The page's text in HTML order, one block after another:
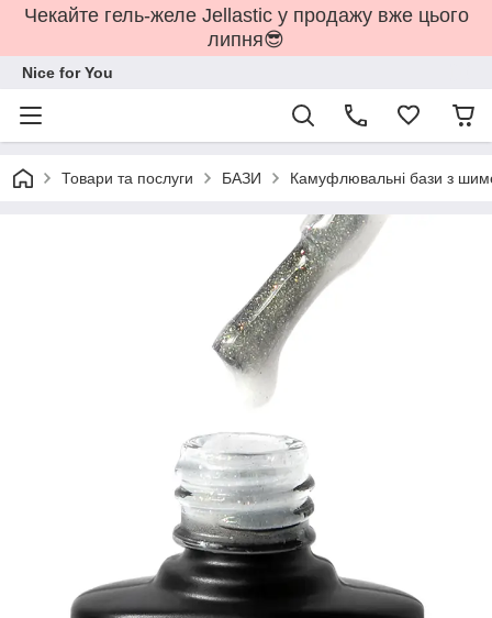
Чекайте гель-желе Jellastic у продажу вже цього
липня😎
Nice for You
Товари та послуги БАЗИ Камуфлювальні бази з